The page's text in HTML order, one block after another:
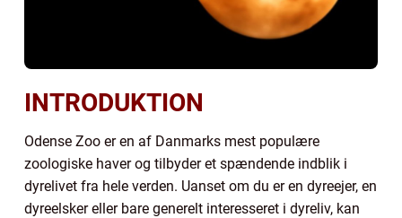
INTRODUKTION
Odense Zoo er en af Danmarks mest populære
zoologiske haver og tilbyder et spændende indblik i
dyrelivet fra hele verden. Uanset om du er en dyreejer, en
dyreelsker eller bare generelt interesseret i dyreliv, kan